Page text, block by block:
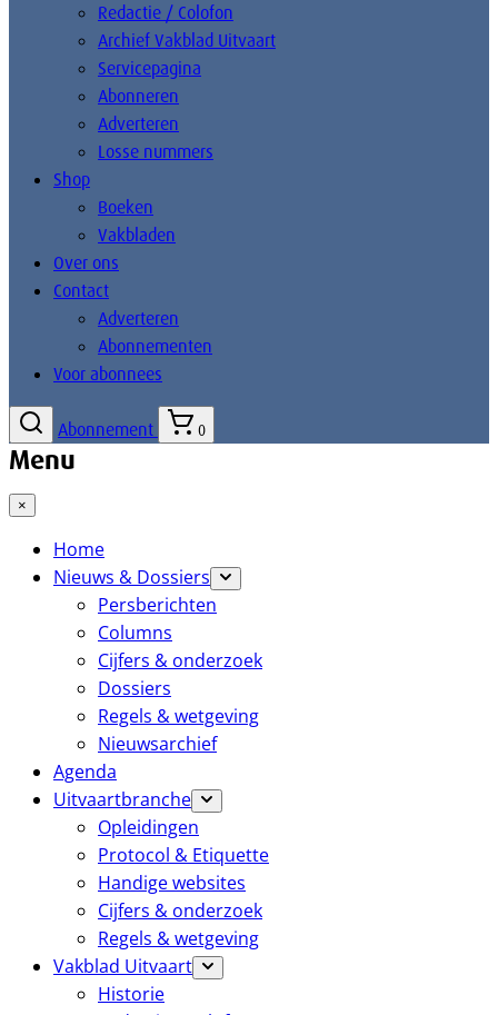
Redactie / Colofon
Archief Vakblad Uitvaart
Servicepagina
Abonneren
Adverteren
Losse nummers
Shop
Boeken
Vakbladen
Over ons
Contact
Adverteren
Abonnementen
Voor abonnees
Abonnement 0
Menu
×
Home
Nieuws & Dossiers
Persberichten
Columns
Cijfers & onderzoek
Dossiers
Regels & wetgeving
Nieuwsarchief
Agenda
Uitvaartbranche
Opleidingen
Protocol & Etiquette
Handige websites
Cijfers & onderzoek
Regels & wetgeving
Vakblad Uitvaart
Historie